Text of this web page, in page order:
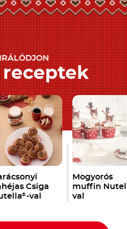
receptek
Csiga
®-val
Mogyorós
muffin
val